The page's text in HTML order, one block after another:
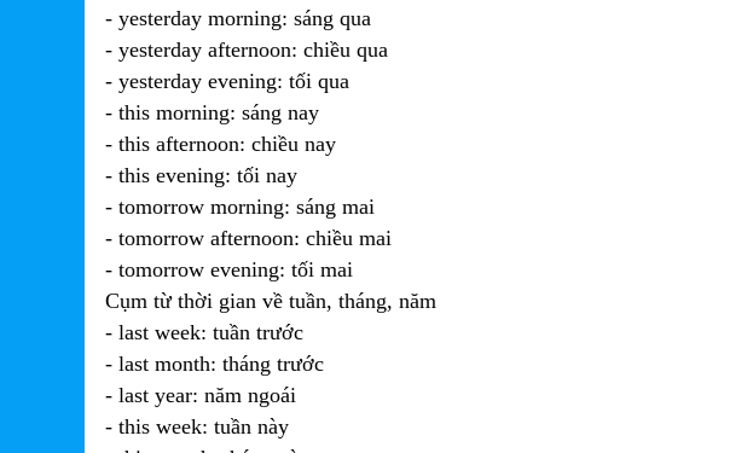
- yesterday morning: sáng qua
- yesterday afternoon: chiều qua
- yesterday evening: tối qua
- this morning: sáng nay
- this afternoon: chiều nay
- this evening: tối nay
- tomorrow morning: sáng mai
- tomorrow afternoon: chiều mai
- tomorrow evening: tối mai
Cụm từ thời gian về tuần, tháng, năm
- last week: tuần trước
- last month: tháng trước
- last year: năm ngoái
- this week: tuần này